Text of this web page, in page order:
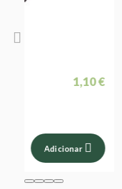
Sal Rosa Dos
Naturefoods
+
-